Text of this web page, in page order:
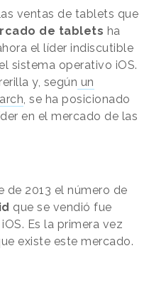
ventas de tablets que
de tablets ha
el líder indiscutible
sistema operativo iOS.
y, según un
, se ha posicionado
en el mercado de las
de 2013 el número de
que se vendió fue
Es la primera vez
existe este mercado.